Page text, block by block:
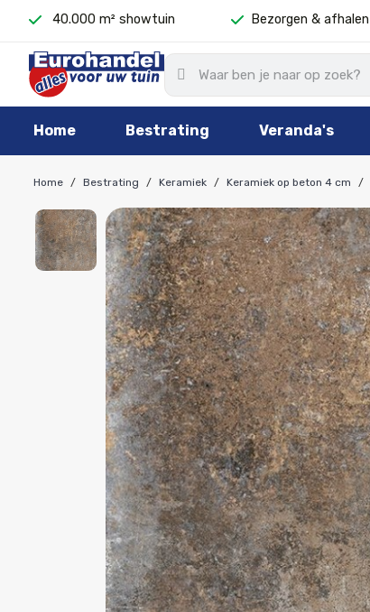
⁠ 40.000 m² showtuin ⁠Bezorgen & afhalen
Home Bestrating Veranda's
Home Bestrating Keramiek Keramiek op beton 4 cm